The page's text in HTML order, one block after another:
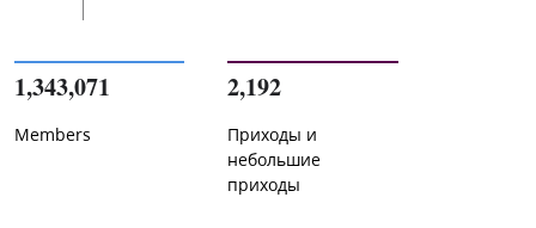
1,343,071
Members
2,192
Приходы и
небольшие
приходы